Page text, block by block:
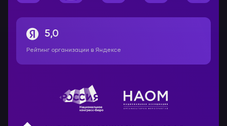
5,0
Рейтинг организации в Яндексе